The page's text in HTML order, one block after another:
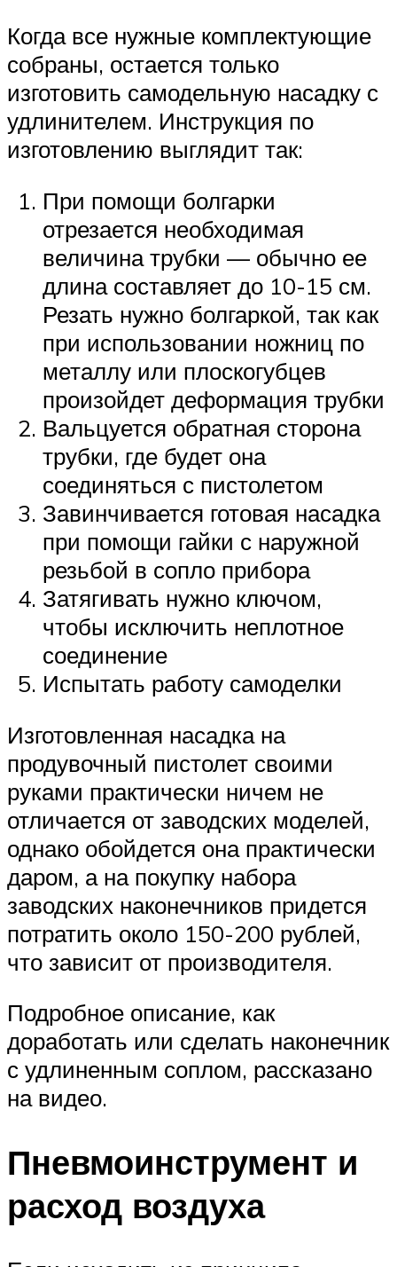
Когда все нужные комплектующие
собраны, остается только
изготовить самодельную насадку с
удлинителем. Инструкция по
изготовлению выглядит так:
При помощи болгарки
отрезается необходимая
величина трубки — обычно ее
длина составляет до 10-15 см.
Резать нужно болгаркой, так как
при использовании ножниц по
металлу или плоскогубцев
произойдет деформация трубки
Вальцуется обратная сторона
трубки, где будет она
соединяться с пистолетом
Завинчивается готовая насадка
при помощи гайки с наружной
резьбой в сопло прибора
Затягивать нужно ключом,
чтобы исключить неплотное
соединение
Испытать работу самоделки
Изготовленная насадка на
продувочный пистолет своими
руками практически ничем не
отличается от заводских моделей,
однако обойдется она практически
даром, а на покупку набора
заводских наконечников придется
потратить около 150-200 рублей,
что зависит от производителя.
Подробное описание, как
доработать или сделать наконечник
с удлиненным соплом, рассказано
на видео.
Пневмоинструмент и
расход воздуха